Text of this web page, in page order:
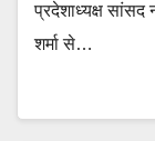
प्रदेशाध्यक्ष
शर्मा से…